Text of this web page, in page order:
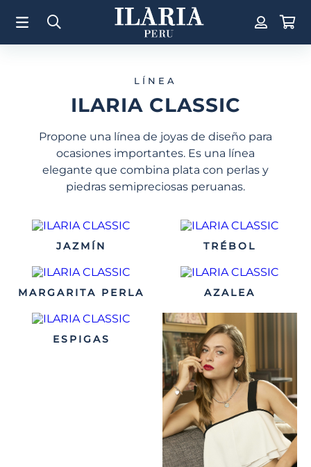
JAZMÍN
LÍNEA
ILARIA CLASSIC
Propone una línea de joyas de diseño para
ocasiones importantes. Es una línea
elegante que combina plata con perlas y
piedras semipreciosas peruanas.
TRÉBOL
MARGARITA PERLA AZALEA
ESPIGAS
TÉRMINOS MÁS BUSCADOS
1. Aretes
Perla
Pulsera Mujer